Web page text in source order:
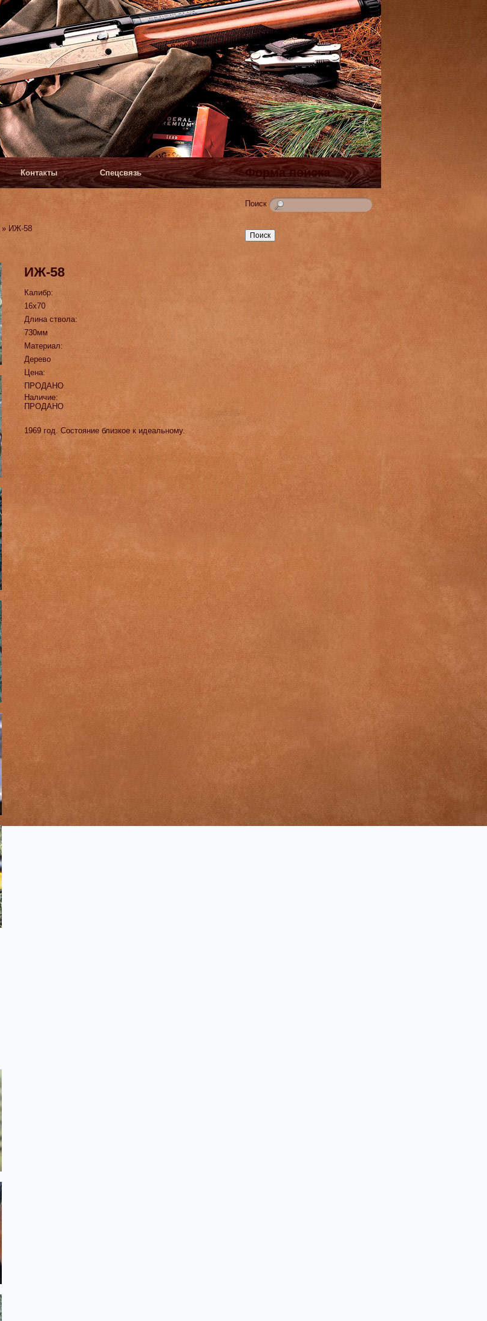
Форма поиска
Поиск
Контакты Спецсвязь
» ИЖ-58
ИЖ-58
Калибр:
16х70
Длина ствола:
730мм
Материал:
Дерево
Цена:
ПРОДАНО
Наличие:
ПРОДАНО
1969 год. Состояние близкое к идеальному.